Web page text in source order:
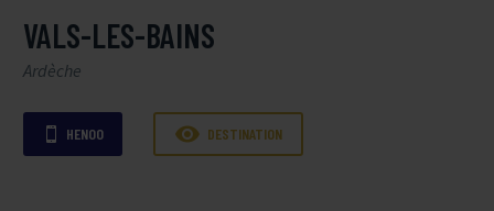
VALS-LES-BAINS
Ardèche
 HENOO  DESTINATION